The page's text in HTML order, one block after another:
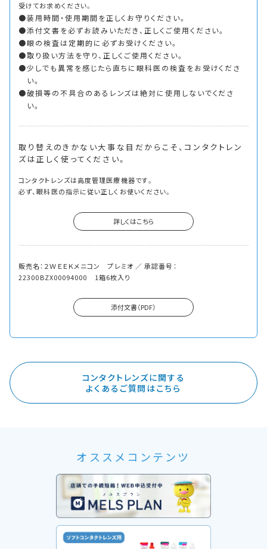
受けてお求めください。
装用時間・使用期間を正しくお守りください。
添付文書を必ずお読みいただき、正しくご使用ください。
眼の検査は定期的に必ずお受けください。
取り扱い方法を守り、正しくご使用ください。
少しでも異常を感じたら直ちに眼科医の検査をお受けくださ
い。
破損等の不具合のあるレンズは絶対に使用しないでくださ
い。
取り替えのきかない大事な目だからこそ、 コンタクトレン
ズは正しく使ってください。
コンタクトレンズは高度管理医療機器です。
必ず、眼科医の指示に従い正しくお使いください。
詳しくはこちら
販売名：２ＷＥＥＫメニコン プレミオ ／ 承認番号：
22300BZX00094000 1箱6枚入り
添付文書（PDF）
コンタクトレンズに関する
よくあるご質問はこちら
オススメコンテンツ